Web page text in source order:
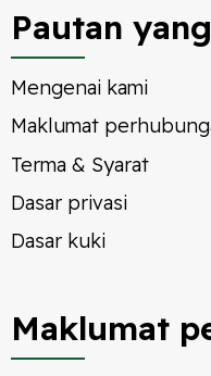
Pautan
Mengenai kami
Maklumat
Terma & Syarat
Dasar privasi
Dasar kuki
Maklumat